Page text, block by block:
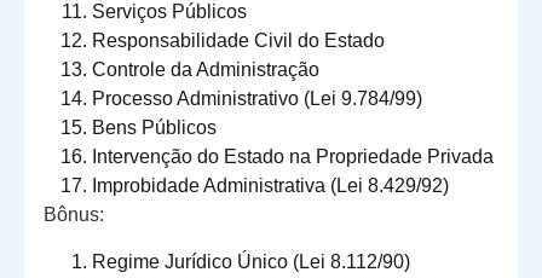
Serviços Públicos
Responsabilidade Civil do Estado
Controle da Administração
Processo Administrativo (Lei 9.784/99)
Bens Públicos
Intervenção do Estado na Propriedade Privada
Improbidade Administrativa (Lei 8.429/92)
Bônus:
Regime Jurídico Único (Lei 8.112/90)